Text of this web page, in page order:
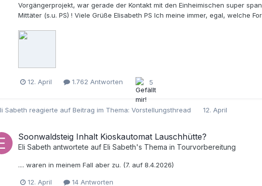
Vorgängerprojekt, war gerade der Kontakt mit den Einheimischen super
Mittäter (s.u. PS) ! Viele Grüße Elisabeth PS Ich meine immer, egal, welche
12. April 1.762 Antworten 5
Sabeth reagierte auf Beitrag im Thema: Vorstellungsthread 12. April
Soonwaldsteig Inhalt Kioskautomat Lauschhütte?
Eli Sabeth antwortete auf Eli Sabeth's Thema in Tourvorbereitung
.... waren in meinem Fall aber zu. (7. auf 8.4.2026)
12. April 14 Antworten